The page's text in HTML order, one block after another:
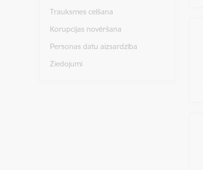
Trauksmes celšana
Korupcijas novēršana
Personas datu aizsardzība
Ziedojumi